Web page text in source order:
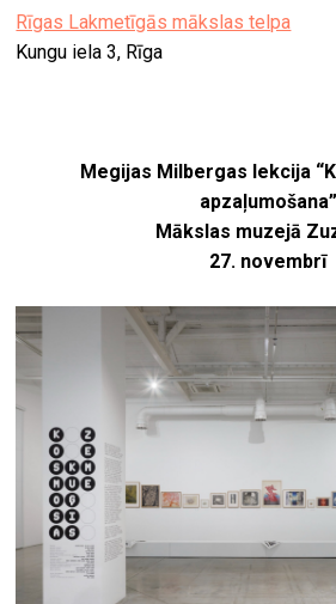
Rīgas Lakmetīgās mākslas telpa
Kungu iela 3, Rīga
Megijas Milbergas lekcija
apzaļumošana”
Mākslas muzejā
27. novembrī